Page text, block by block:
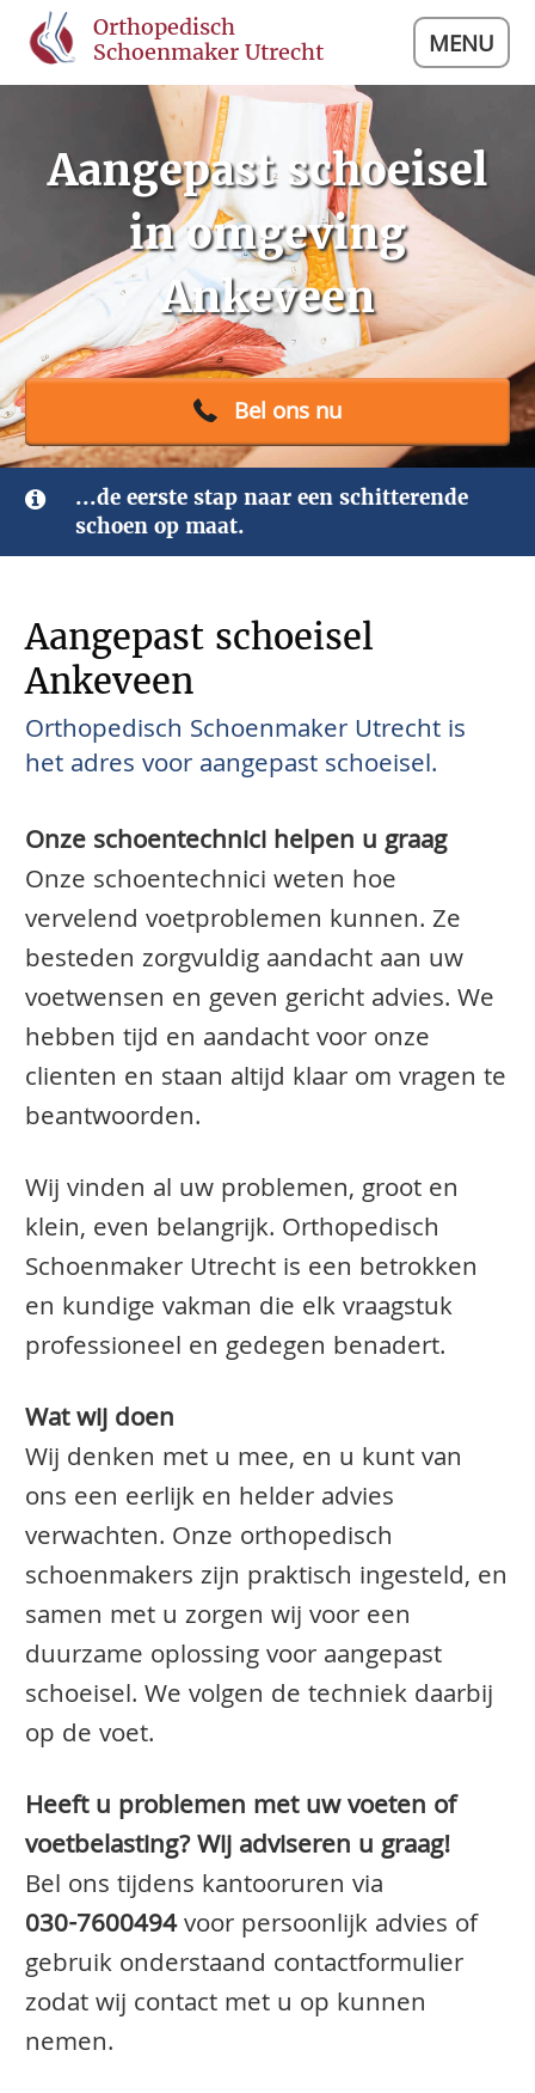
Orthopedisch
Schoenmaker Utrecht
MENU
Aangepast schoeisel
in omgeving
Ankeveen
Bel ons nu
...de eerste stap naar een schitterende
schoen op maat.
Aangepast schoeisel
Ankeveen
Orthopedisch Schoenmaker Utrecht is
het adres voor aangepast schoeisel.
Onze schoentechnici helpen u graag
Onze schoentechnici weten hoe
vervelend voetproblemen kunnen. Ze
besteden zorgvuldig aandacht aan uw
voetwensen en geven gericht advies. We
hebben tijd en aandacht voor onze
clienten en staan altijd klaar om vragen te
beantwoorden.
Wij vinden al uw problemen, groot en
klein, even belangrijk. Orthopedisch
Schoenmaker Utrecht is een betrokken
en kundige vakman die elk vraagstuk
professioneel en gedegen benadert.
Wat wij doen
Wij denken met u mee, en u kunt van
ons een eerlijk en helder advies
verwachten. Onze orthopedisch
schoenmakers zijn praktisch ingesteld, en
samen met u zorgen wij voor een
duurzame oplossing voor aangepast
schoeisel. We volgen de techniek daarbij
op de voet.
Heeft u problemen met uw voeten of
voetbelasting? Wij adviseren u graag!
Bel ons tijdens kantooruren via
030-7600494voor persoonlijk advies of
gebruik onderstaand contactformulier
zodat wij contact met u op kunnen
nemen.